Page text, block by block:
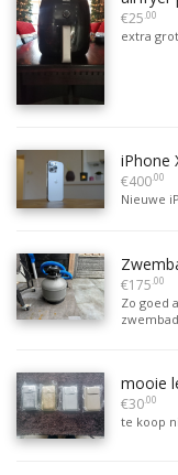
€25 .00
extra
iPhone
€400.00
Nieuwe
€175.00
Zo goed
mooie
€30.00
te koop